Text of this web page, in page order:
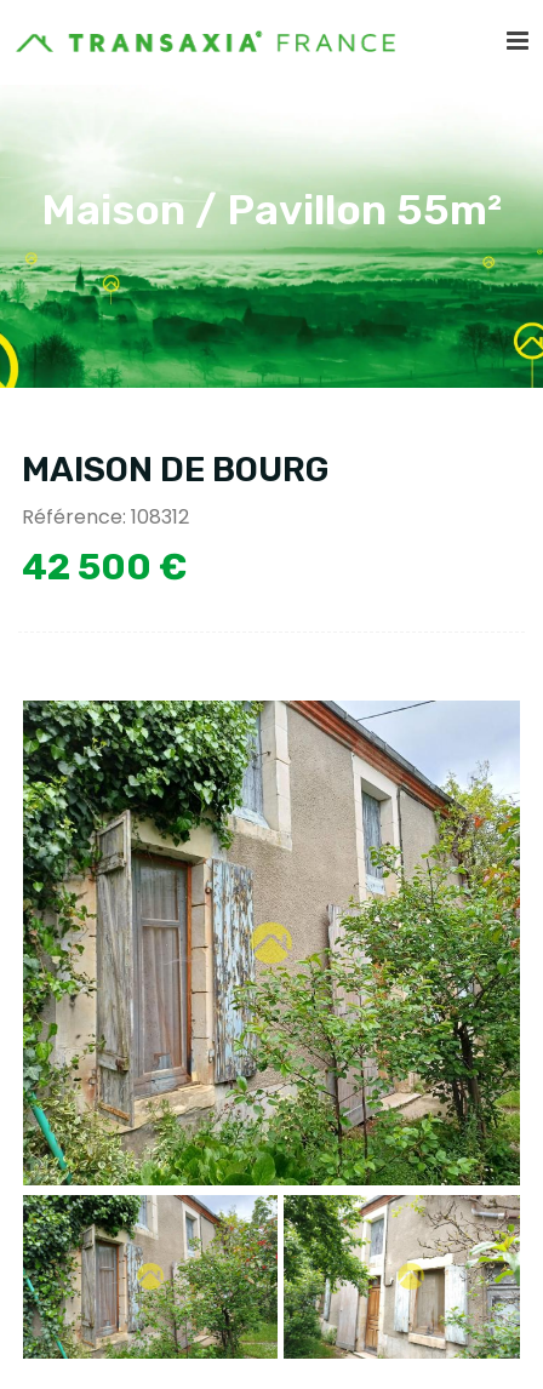
Maison / Pavillon 55m²
MAISON DE BOURG
Référence: 108312
42 500 €